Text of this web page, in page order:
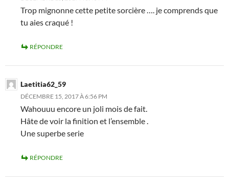
Trop mignonne cette petite sorcière …. je comprends que
tu aies craqué !
RÉPONDRE
Laetitia62_59
DÉCEMBRE 15, 2017 À 6:56 PM
Wahouuu encore un joli mois de fait.
Hâte de voir la finition et l’ensemble .
Une superbe serie
RÉPONDRE